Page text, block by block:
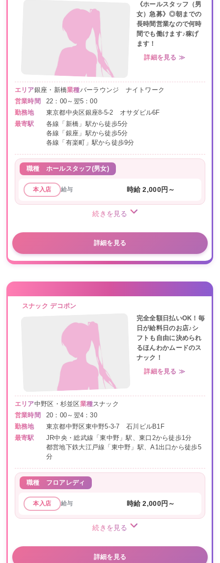
《ホールスタッフ（男
女）急募》◎朝までの
長時間営業なので何時
間でも働けます♪稼げ
ます！
詳細を見る ≫
エリア銀座・新橋業種バーラウンジ ナイトワーク
営業時間
22：00～翌5：00
勤務地
東京都中央区銀座8-5-2 オサダビル6F
最寄駅
各線「新橋」駅から徒歩5分
各線「銀座」駅から徒歩5分
各線「有楽町」駅から徒歩9分
職種 ホールスタッフ(男女)
本入店 給与 時給 2,000円～
続きを見る
詳細を見る
スナック デコポン
完全全額日払いOK！毎
日が給料日のお店♪シ
フトも自由に決められ
るほんわかムードのス
ナック！
詳細を見る ≫
エリア中野区・杉並区業種スナック
営業時間
20：00～翌4：30
勤務地
東京都中野区東中野5-3-7 石川ビルB1F
最寄駅
JR中央・総武線「東中野」駅、東口2から徒歩1分
都営地下鉄大江戸線「東中野」駅、A1出口から徒歩5
分
職種 フロアレディ
本入店 給与 時給 2,000円～
続きを見る
詳細を見る